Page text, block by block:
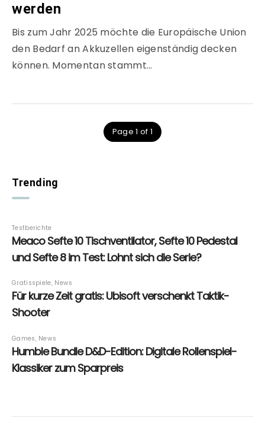
werden
Bis zum Jahr 2025 möchte die Europäische Union
den Bedarf an Akkuzellen eigenständig decken
können. Momentan stammt…
Page 1 of 1
Trending